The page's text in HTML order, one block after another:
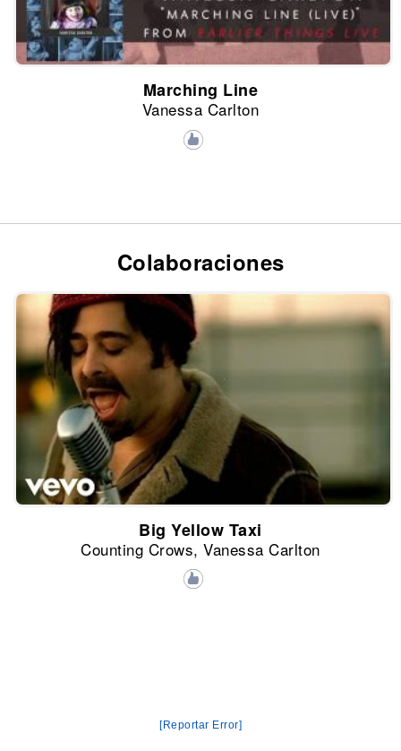
Marching Line
Vanessa Carlton
Colaboraciones
Big Yellow Taxi
Counting Crows, Vanessa Carlton
[Reportar Error]